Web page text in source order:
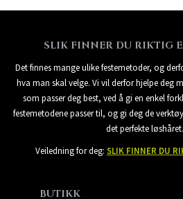
SLIK FINNER DU RIKTIG
Det finnes mange ulike festemetoder, og
hva man skal velge. Vi vil derfor hjelpe deg
som passer deg best, ved å gi en enkel
festemetodene passer til, og gi deg de
det perfekte løshåret.
Veiledning for deg: SLIK FINNER DU
BUTIKK